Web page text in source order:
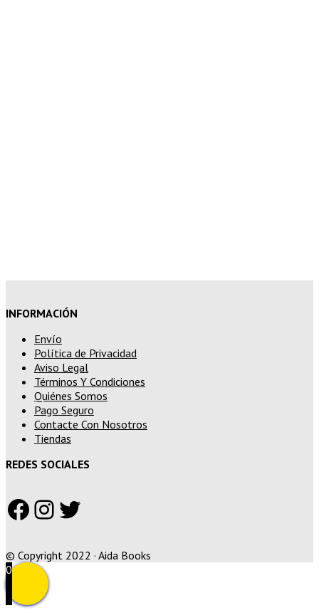
INFORMACIÓN
Envío
Política de Privacidad
Aviso Legal
Términos Y Condiciones
Quiénes Somos
Pago Seguro
Contacte Con Nosotros
Tiendas
REDES SOCIALES
Facebook
Instagram
Twitter
© Copyright 2022 · Aida Books
0